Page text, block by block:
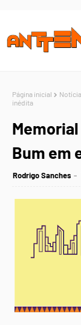
Página inicial
inédita
Bum em
Rodrigo Sanches